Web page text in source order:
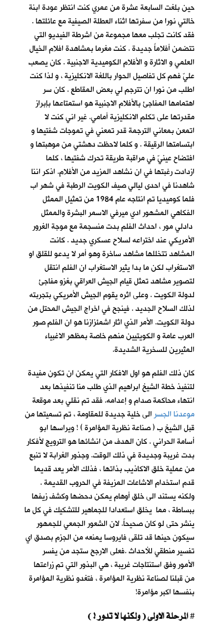
حين بلغت السابعة عشرة من عمري كنت انتظر عودة ابنة
خالتي نورا من سفرتها اثناء العطلة الصيفية مع عائلتها .
فقد كانت تجلب معها مجموعة من اشرطة الفيديو التي
تتضمن أفلاماً جديدة . كنت مغرما بمشاهدة افلام الخيال
العلمي و الاثارة و الأفلام الكوميدية الاجنبية . كان يصعب
عليّ فهم كل تفاصيل الحوار باللغة الانكليزية ، و لذا كنت
اطلب من نورا ان تترجم لي بعض المقاطع . كان سر
اهتمامها المفاجئ بالأفلام الاجنبية هو استمتاعها بإبراز
مقدرتها على تكلم الانكليزية أمامي. غير اني كنت لا
اتمعن بمعاني الترجمة قدر تمعني في تموجات شفتيها و
ابتسامتها الرقيقة . و كلما لاحظت دهشتي من موهبتها و
افتضاح عينيّ في مراقبة طريقة تحرك شفتيها ، كلما
ازدادت رغبتها في ان نشاهد المزيد من الأفلام. اذكر اننا
شاهدنا في احدى ليالي صيف الكويت الرطبة في شهر اب
فلما كوميديا تم انتاجه عام 1984 من تمثيل الممثل
الفكاهي المشهور ادي ميرفي الاسمر البشرة والممثل
دادلي مور ، احداث الفلم بدت منسجمة مع موجة الغرور
الأمريكي عند اختراعه لسلاح عسكري جديد . كانت
المشاهد تتخللها مشاهد ساخرة وهو أمر لا يدعو للقلق او
الاستغراب لكن ما بدا يثير الاستغراب ان الفلم انتقل
لتصوير مشاهد تمثل قيام الجيش العراقي بغزو مفاجئ
لدولة الكويت . وعلى اثره يقوم الجيش الأمريكي بتجربته
لذلك السلاح الجديد . فينجح في اخراج الجيش المحتل من
دولة الكويت. الأمر الذي اثار اشمئزازنا هو ان الفلم صور
العرب عامة و الكويتيين منهم خاصة بمظهر الاغبياء
المثيرين للسخرية الشديدة.
كان ذلك الفلم هو اول الافكار التي يمكن ان تكون مفيدة
لتنفيذ خطة الشيخ ابراهيم الذي طلب منا تنفيذها بعد
انتهاء محاكمة صدام و إعدامه. فقد تم نقلي بعد موقعة
موعدنا الجسرالى خلية جديدة للمقاومة ، تم تسميتها من
قبل الشيخ ب ( صناعة نظرية المؤامرة ) ! ويراسها ابو
أسامة الحراني . كان الهدف من انشائها هو الترويج لأفكار
بدت غريبة وجديدة في ذلك الوقت. وجذور الغرابة لا تنبع
من عملية خلق الاكاذيب بذاتها ، فذلك الأمر يعد قديما
قدم استخدام الاشاعات المزيفة في الحروب القديمة .
ولكنه يستند الى خلق أوهام يمكن دحضها وكشف زيفها
ببساطة ، مما يخلق استعدادا للجماهير للتشكيك في كل ما
ينشر حتى لو كان صحيحاً. لان الشعور الجمعي للجمهور
سيكون حينها قد تلقى فايروسا يمنعه من الجزم بصدق اي
تفسير منطقي للأحداث .فعلى الارجح ستجد من يفسر
الأمور وفق استنتاجات غريبة ، هي البذور التي تم زراعتها
من قبلنا لصناعة نظرية المؤامرة ، فتغدو نظرية المؤامرة
بنفسها اكبر مؤامرة!
#